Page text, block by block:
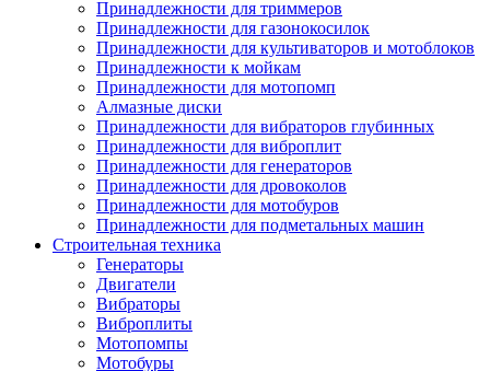
Принадлежности для триммеров
Принадлежности для газонокосилок
Принадлежности для культиваторов и мотоблоков
Принадлежности к мойкам
Принадлежности для мотопомп
Алмазные диски
Принадлежности для вибраторов глубинных
Принадлежности для виброплит
Принадлежности для генераторов
Принадлежности для дровоколов
Принадлежности для мотобуров
Принадлежности для подметальных машин
Строительная техника
Генераторы
Двигатели
Вибраторы
Виброплиты
Мотопомпы
Мотобуры